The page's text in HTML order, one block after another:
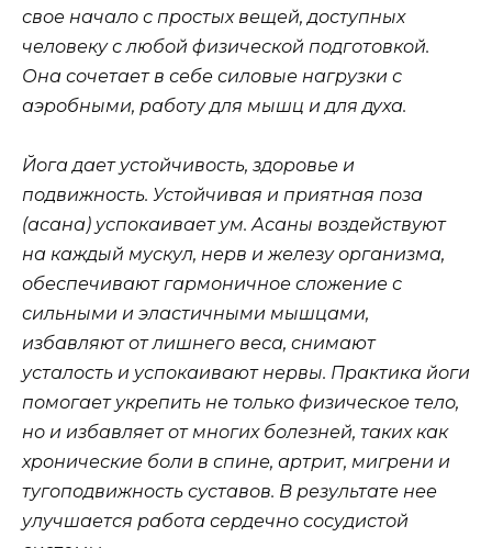
свое начало с простых вещей, доступных
человеку с любой физической подготовкой.
Она сочетает в себе силовые нагрузки с
аэробными, работу для мышц и для духа.
Йога дает устойчивость, здоровье и
подвижность. Устойчивая и приятная поза
(асана) успокаивает ум. Асаны воздействуют
на каждый мускул, нерв и железу организма,
обеспечивают гармоничное сложение с
сильными и эластичными мышцами,
избавляют от лишнего веса, снимают
усталость и успокаивают нервы. Практика йоги
помогает укрепить не только физическое тело,
но и избавляет от многих болезней, таких как
хронические боли в спине, артрит, мигрени и
тугоподвижность суставов. В результате нее
улучшается работа сердечно сосудистой